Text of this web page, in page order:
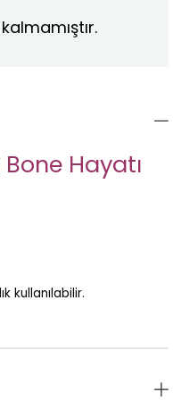
Hayatı
kullanılabilir.